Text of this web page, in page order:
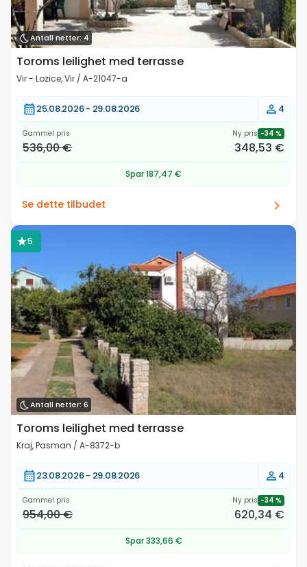
Antall netter: 4
Toroms leilighet med terrasse
Vir - Lozice, Vir / A-21047-a
25.08.2026 - 29.08.2026 4
Gammel pris
536,00 €
Ny pris -34 %
348,53 €
Spar 187,47 €
Se dette tilbudet
Antall netter: 6
5
Toroms leilighet med terrasse
Kraj, Pasman / A-8372-b
23.08.2026 - 29.08.2026 4
Gammel pris
954,00 €
Ny pris -34 %
620,34 €
Spar 333,66 €